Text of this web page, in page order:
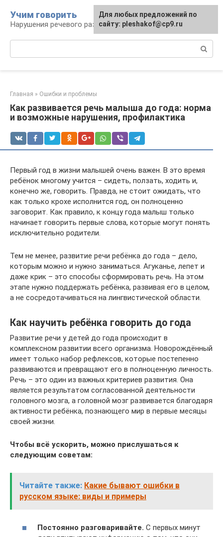
контенту
Учим говорить
Нарушения речевого развития
Главная » Ошибки и проблемы
Как развивается речь малыша до года: норма
и возможные нарушения, профилактика
Первый год в жизни малышей очень важен. В это время
ребёнок многому учится – сидеть, ползать, ходить и,
конечно же, говорить. Правда, не стоит ожидать, что
как только крохе исполнится год, он полноценно
заговорит. Как правило, к концу года малыш только
начинает говорить первые слова, которые могут понять
исключительно родители.
Тем не менее, развитие речи ребёнка до года – дело,
которым можно и нужно заниматься. Агуканье, лепет и
даже крик – это способы сформировать речь. На этом
этапе нужно поддержать ребёнка, развивая его в целом,
а не сосредотачиваться на лингвистической области.
Как научить ребёнка говорить до года
Развитие речи у детей до года происходит в
комплексном развитии всего организма. Новорождённый
имеет только набор рефлексов, которые постепенно
развиваются и превращают его в полноценную личность.
Речь – это один из важных критериев развития. Она
является результатом согласованной деятельности
головного мозга, а головной мозг развивается благодаря
активности ребёнка, познающего мир в первые месяцы
своей жизни.
Чтобы всё ускорить, можно прислушаться к
следующим советам:
Читайте также: Какие бывают ошибки в
русском языке: виды и примеры
Постоянно разговаривайте. С первых минут
Для любых предложений по
сайту: pleshakof@cp9.ru